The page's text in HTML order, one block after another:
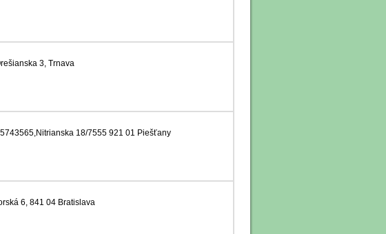
3, Trnava
18/7555 921 01 Piešťany
6, 841 04 Bratislava